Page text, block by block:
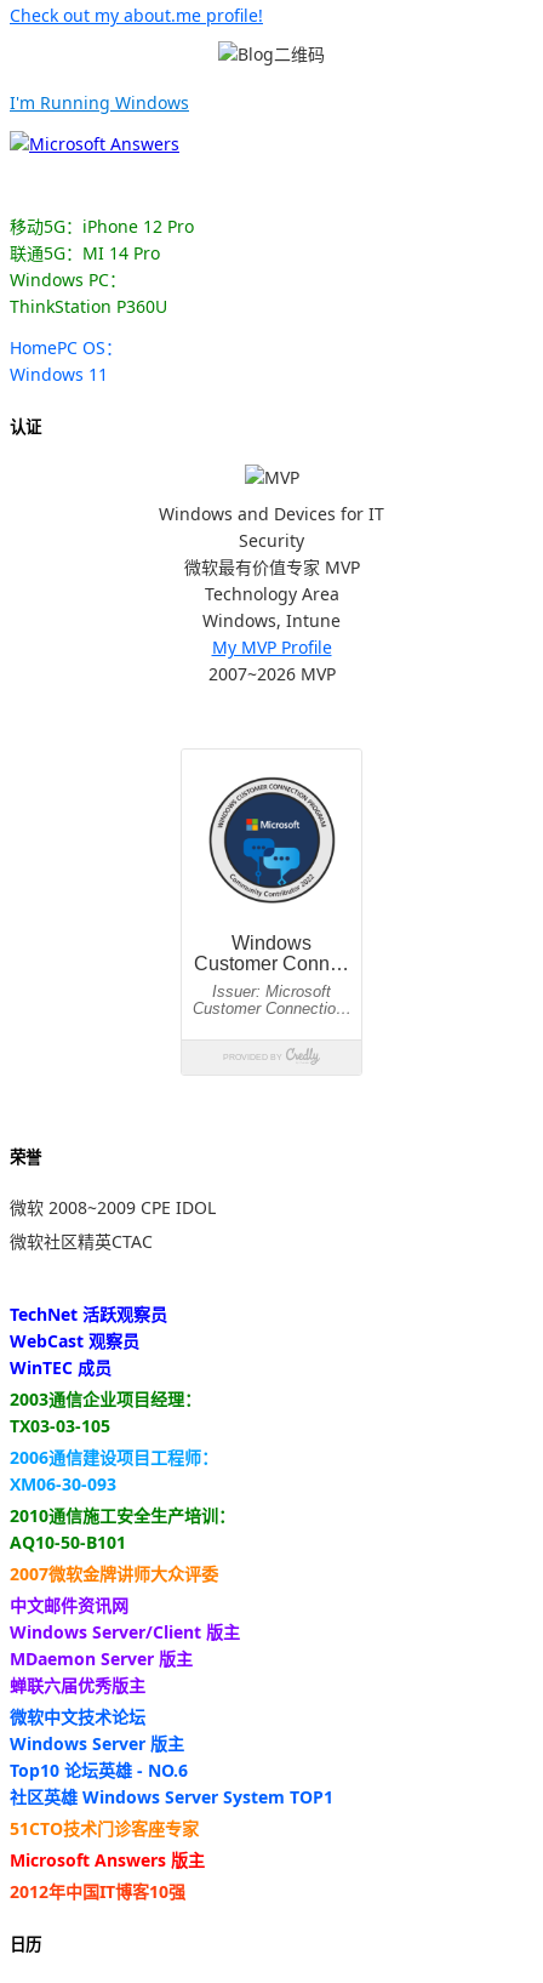
Check out my about.me profile!
I'm Running Windows
移动5G：iPhone 12 Pro
联通5G：MI 14 Pro
Windows PC：
ThinkStation P360U
HomePC OS：
Windows 11
认证
Windows and Devices for IT
Security
微软最有价值专家 MVP
Technology Area
Windows, Intune
My MVP Profile
2007~2026 MVP
荣誉
微软 2008~2009 CPE IDOL
微软社区精英CTAC
TechNet 活跃观察员
WebCast 观察员
WinTEC 成员
2003通信企业项目经理：
TX03-03-105
2006通信建设项目工程师：
XM06-30-093
2010通信施工安全生产培训：
AQ10-50-B101
2007微软金牌讲师大众评委
中文邮件资讯网
Windows Server/Client 版主
MDaemon Server 版主
蝉联六届优秀版主
微软中文技术论坛
Windows Server 版主
Top10 论坛英雄 - NO.6
社区英雄 Windows Server System TOP1
51CTO技术门诊客座专家
Microsoft Answers 版主
2012年中国IT博客10强
日历